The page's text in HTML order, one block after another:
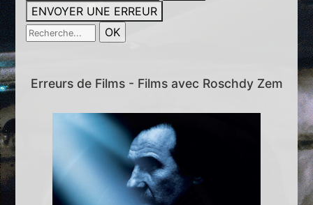
ENVOYER UNE ERREUR
Erreurs de Films - Films avec Roschdy Zem